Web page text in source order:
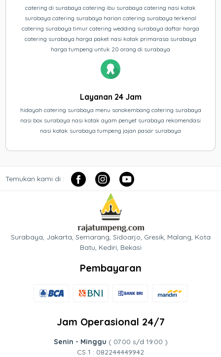
catering di surabaya catering ibu surabaya catering nasi kotak
surabaya catering surabaya harian catering surabaya terkenal
catering surabaya timur catering wedding surabaya daftar harga
catering surabaya harga paket nasi kotak primarasa surabaya
harga tumpeng untuk 20 orang di surabaya
Layanan 24 Jam
hidayah catering surabaya menu sonokembang catering surabaya
nasi box surabaya nasi kotak ayam penyet surabaya rekomendasi
nasi kotak surabaya tumpeng jajan pasar surabaya
Temukan kami di :
Surabaya, Jakarta, Semarang, Sidoarjo, Gresik, Malang, Kota
Batu, Kediri, Bekasi
Pembayaran
Jam Operasional 24/7
Senin - Minggu ( 07.00 s/d 19.00 )
CS 1 : 082244449942